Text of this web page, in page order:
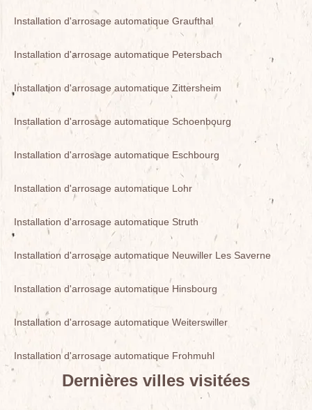
Installation d'arrosage automatique Graufthal
Installation d'arrosage automatique Petersbach
Installation d'arrosage automatique Zittersheim
Installation d'arrosage automatique Schoenbourg
Installation d'arrosage automatique Eschbourg
Installation d'arrosage automatique Lohr
Installation d'arrosage automatique Struth
Installation d'arrosage automatique Neuwiller Les Saverne
Installation d'arrosage automatique Hinsbourg
Installation d'arrosage automatique Weiterswiller
Installation d'arrosage automatique Frohmuhl
Dernières villes visitées